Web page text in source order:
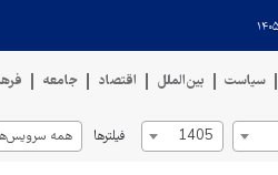
سیاست بین‌الملل اقتصاد جامعه
1405 فیلترها همه